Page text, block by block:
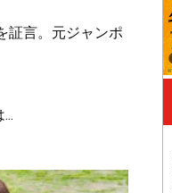
証言。元ジャンポ